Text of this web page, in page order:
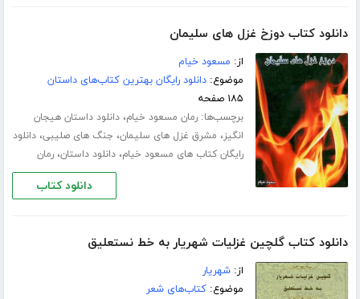
دانلود کتاب دوزخ غزل های سلیمان
از: مسعود خیام
موضوع:دانلود رایگان بهترین کتاب‌های داستان
۱۸۵ صفحه
برچسب‌ها:رمان مسعود خیام،دانلود داستان هیجان
انگیز، مشرق غزل های سلیمان، جنگ های صلیبی،دانلود
رایگان کتاب های مسعود خیام،دانلود داستان،رمان
دانلود کتاب
دانلود کتاب گلچین غزلیات شهریار به خط نستعلیق
از:شهریار
موضوع:کتاب‌های شعر